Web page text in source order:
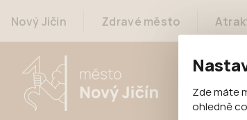
Zde máte
ohledně
Nový Jičín Zdravé město